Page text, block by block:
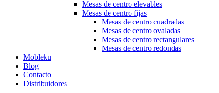
Mesas de centro elevables
Mesas de centro fijas
Mesas de centro cuadradas
Mesas de centro ovaladas
Mesas de centro rectangulares
Mesas de centro redondas
Mobleku
Blog
Contacto
Distribuidores